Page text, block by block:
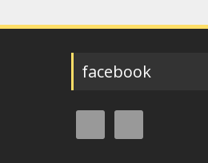
facebook